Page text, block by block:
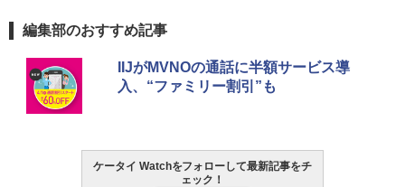
編集部のおすすめ記事
IIJがMVNOの通話に半額サービス導
入、“ファミリー割引”も
ケータイ Watchをフォローして最新記事をチ
ェック！